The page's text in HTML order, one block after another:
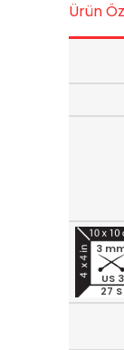
Ürün
27 S
3
US 3